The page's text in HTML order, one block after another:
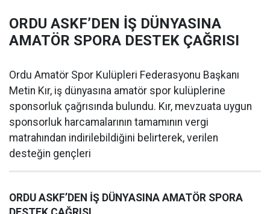
ORDU ASKF’DEN İŞ DÜNYASINA
AMATÖR SPORA DESTEK ÇAĞRISI
Ordu Amatör Spor Kulüpleri Federasyonu Başkanı
Metin Kır, iş dünyasına amatör spor kulüplerine
sponsorluk çağrısında bulundu. Kır, mevzuata uygun
sponsorluk harcamalarının tamamının vergi
matrahından indirilebildiğini belirterek, verilen
desteğin gençleri
ORDU ASKF’DEN İŞ DÜNYASINA AMATÖR SPORA